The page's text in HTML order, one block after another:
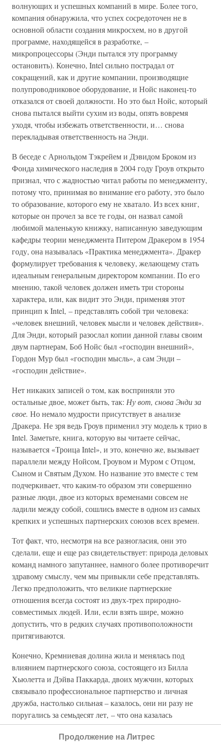
волнующих и успешных компаний в мире. Более того,
компания обнаружила, что успех сосредоточен не в
основной области создания микросхем, но в другой
программе, находящейся в разработке, –
микропроцессоры (Энди пытался эту программу
остановить). Конечно, Intel сильно пострадал от
сокращений, как и другие компании, производящие
полупроводниковое оборудование, и Нойс наконец-то
отказался от своей должности. Но это был Нойс, который
снова пытался выйти сухим из воды, опять вовремя
уходя, чтобы избежать ответственности, и… снова
перекладывая ответственность на Энди.
В беседе с Арнольдом Тэкрейем и Дэвидом Броком из
Фонда химического наследия в 2004 году Гроув открыто
признал, что с жадностью читал работы по менеджменту,
потому что, принимая во внимание его работу, это было
то образование, которого ему не хватало. Из всех книг,
которые он прочел за все те годы, он назвал самой
любимой маленькую книжку, написанную заведующим
кафедры теории менеджмента Питером Дракером в 1954
году, она называлась «Практика менеджмента». Дракер
формулирует требования к человеку, желающему стать
идеальным генеральным директором компании. По его
мнению, такой человек должен иметь три стороны
характера, или, как видит это Энди, применяя этот
принцип к Intel, – представлять собой три человека:
«человек внешний, человек мысли и человек действия».
Для Энди, который разослал копии данной главы своим
двум партнерам, Боб Нойс был «господин внешний»,
Гордон Мур был «господин мысль», а сам Энди –
«господин действие».
Нет никаких записей о том, как восприняли это
остальные двое, может быть, так: Ну вот, снова Энди за
свое. Но немало мудрости присутствует в анализе
Дракера. Не зря ведь Гроув применил эту модель к трио в
Intel. Заметьте, книга, которую вы читаете сейчас,
называется «Троица Intel», и это, конечно же, вызывает
параллели между Нойсом, Гроувом и Муром с Отцом,
Сыном и Святым Духом. Но название это вместе с тем
подчеркивает, что каким-то образом эти совершенно
разные люди, двое из которых временами совсем не
ладили между собой, сошлись вместе в одном из самых
крепких и успешных партнерских союзов всех времен.
Тот факт, что, несмотря на все разногласия, они это
сделали, еще и еще раз свидетельствует: природа деловых
команд намного запутаннее, намного более противоречит
здравому смыслу, чем мы привыкли себе представлять.
Легко предположить, что великие партнерские
отношения всегда состоят из двух-трех природно-
совместимых людей. Или, если взять шире, можно
допустить, что в редких случаях противоположности
притягиваются.
Конечно, Кремниевая долина жила и менялась под
влиянием партнерского союза, состоящего из Билла
Хьюлетта и Дэйва Паккарда, двоих мужчин, которых
связывало профессиональное партнерство и личная
дружба, настолько сильная – казалось, они ни разу не
поругались за семьдесят лет, – что она казалась
нечеловеческой. По сравнению с этой парой тройка Нойс
—Гроув—Мур была не менее успешной (Intel в один
Продолжение на Литрес